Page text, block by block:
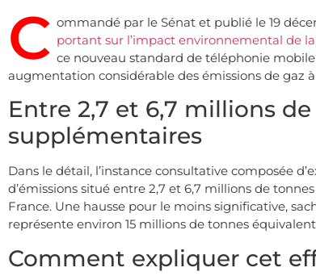
C ommandé par le Sénat et publié le 19
portant sur l’impact environnemental de la
ce nouveau standard de téléphonie
augmentation considérable des émissions de gaz
Entre 2,7 et 6,7 millions
supplémentaires
Dans le détail, l’instance consultative composée
d’émissions situé entre 2,7 et 6,7 millions de
France. Une hausse pour le moins significative,
représente environ 15 millions de tonnes
Comment expliquer cet